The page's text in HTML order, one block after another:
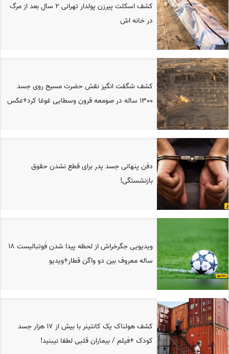
کشف اسکلت پیرزن پولدار تهرانی 2 سال بعد از مرگ
در خانه اش
کشف شگفت انگیز نقش حضرت مسیح روی جسد
1300 ساله در صومعه قرون وسطایی غوغا کرد+عکس
دفن پنهانی جسد پدر برای قطع نشدن حقوق
بازنشستگی!
ویدیویی جگرخراش از لحظه پیدا شدن فوتبالیست 18
ساله معروف بین دو واگن قطار+ویدیو
کشف هولناک یک کانتینر با بیش از 17 هزار جسد
کودک +فیلم / بیماران قلبی لطفا نیبنید!